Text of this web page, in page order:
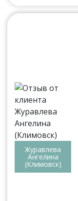
Журавлева
Ангелина
(Климовск)